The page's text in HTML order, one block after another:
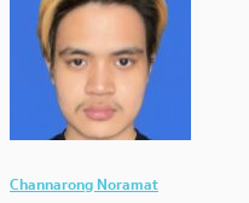
Channarong Noramat